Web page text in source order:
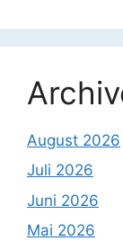
August 2026
Juli 2026
Juni 2026
Mai 2026